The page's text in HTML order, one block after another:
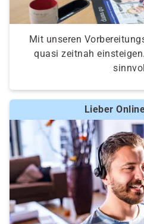
Mit unseren
quasi zeitnah
Lieber